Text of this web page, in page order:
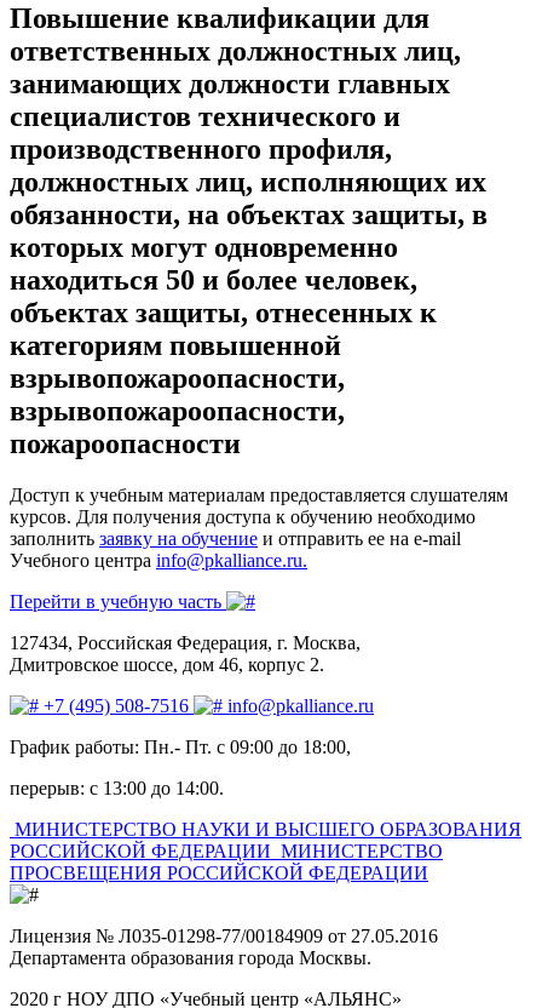
Повышение квалификации для
ответственных должностных лиц,
занимающих должности главных
специалистов технического и
производственного профиля,
должностных лиц, исполняющих их
обязанности, на объектах защиты, в
которых могут одновременно
находиться 50 и более человек,
объектах защиты, отнесенных к
категориям повышенной
взрывопожароопасности,
взрывопожароопасности,
пожароопасности
Доступ к учебным материалам предоставляется слушателям
курсов. Для получения доступа к обучению необходимо
заполнить заявку на обучение и отправить ее на e-mail
Учебного центра info@pkalliance.ru.
Перейти в учебную часть
127434, Российская Федерация, г. Москва,
Дмитровское шоссе, дом 46, корпус 2.
+7 (495) 508-7516
info@pkalliance.ru
График работы: Пн.- Пт. с 09:00 до 18:00,
перерыв: с 13:00 до 14:00.
МИНИСТЕРСТВО НАУКИ И ВЫСШЕГО ОБРАЗОВАНИЯ
РОССИЙСКОЙ ФЕДЕРАЦИИ МИНИСТЕРСТВО
ПРОСВЕЩЕНИЯ РОССИЙСКОЙ ФЕДЕРАЦИИ
Лицензия № Л035-01298-77/00184909 от 27.05.2016
Департамента образования города Москвы.
2020 г НОУ ДПО «Учебный центр «АЛЬЯНС»